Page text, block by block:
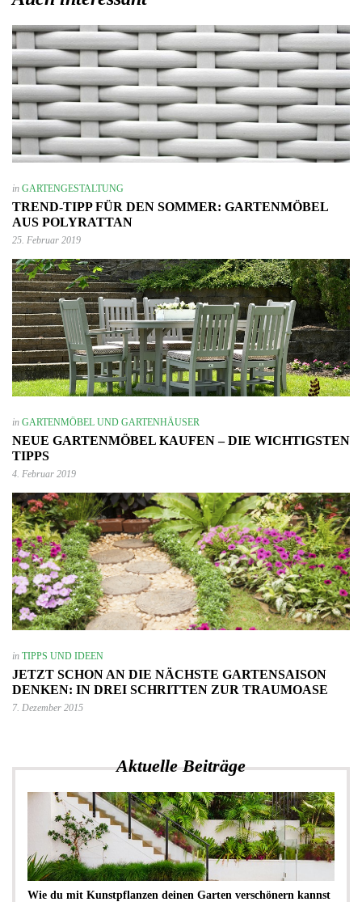
in GARTENGESTALTUNG
TREND-TIPP FÜR DEN SOMMER: GARTENMÖBEL
AUS POLYRATTAN
25. Februar 2019
in GARTENMÖBEL UND GARTENHÄUSER
NEUE GARTENMÖBEL KAUFEN – DIE WICHTIGSTEN
TIPPS
4. Februar 2019
in TIPPS UND IDEEN
JETZT SCHON AN DIE NÄCHSTE GARTENSAISON
DENKEN: IN DREI SCHRITTEN ZUR TRAUMOASE
7. Dezember 2015
Aktuelle Beiträge
Wie du mit Kunstpflanzen deinen Garten verschönern kannst